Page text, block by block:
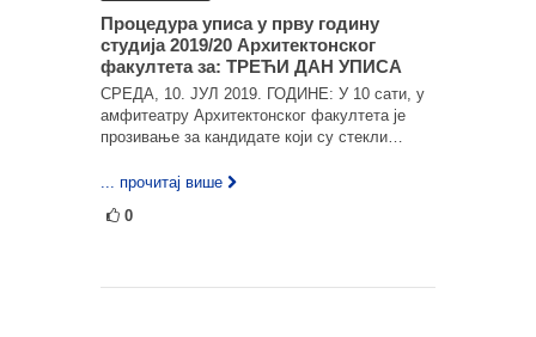
Процедура уписа у прву годину
студија 2019/20 Архитектонског
факултета за: ТРЕЋИ ДАН УПИСА
СРЕДА, 10. ЈУЛ 2019. ГОДИНЕ: У 10 сати, у
амфитеатру Архитектонског факултета је
прозивање за кандидате који су стекли…
... прочитај више
0